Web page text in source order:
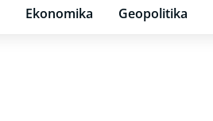
Ekonomika Geopolitika